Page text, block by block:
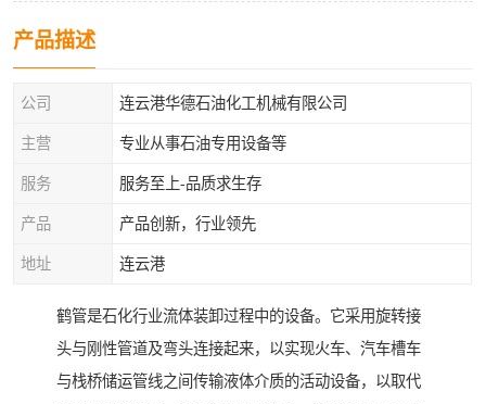
产品描述
公司 连云港华德石油化工机械有限公司
主营 专业从事石油专用设备等
服务 服务至上-品质求生存
产品 产品创新，行业领先
地址 连云港
鹤管是石化行业流体装卸过程中的设备。它采用旋转接
头与刚性管道及弯头连接起来，以实现火车、汽车槽车
与栈桥储运管线之间传输液体介质的活动设备，以取代